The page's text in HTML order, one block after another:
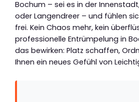
Bochum – sei es in der
oder Langendreer – und fühlen
frei. Kein Chaos mehr, kein
professionelle Entrümpelung in
das bewirken: Platz schaffen,
Ihnen ein neues Gefühl von